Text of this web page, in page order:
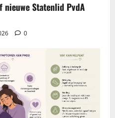
nieuwe Statenlid PvdA
0